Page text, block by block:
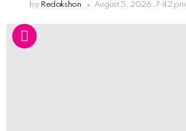
by Redakshon August 5, 2026, 7:42 pm